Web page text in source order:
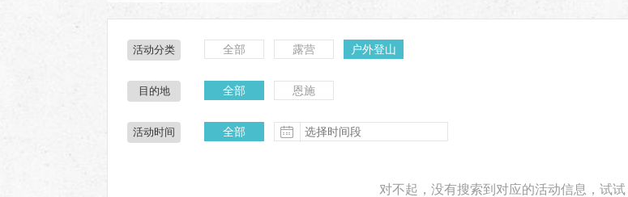
活动分类 全部 露营 户外登山
目的地 全部 恩施
活动时间 全部
对不起，没有搜索到对应的活动信息，试试